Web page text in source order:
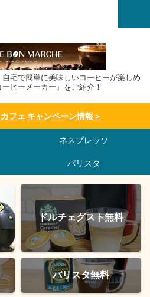
宅で簡単に美味しいコーヒーが楽しめ
ヒーメーカー』をご紹介！
フェ キャンペーン情報＞
ネスプレッソ
バリスタ
ドルチェグスト無料
バリスタ無料